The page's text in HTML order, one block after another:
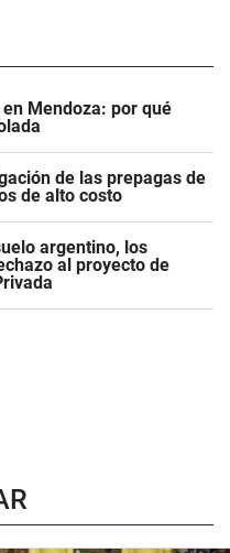
Mendoza: por qué
de las prepagas de
de alto costo
argentino, los
al proyecto de